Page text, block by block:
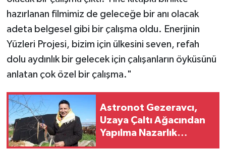
hazırlanan filmimiz de geleceğe bir anı olacak
adeta belgesel gibi bir çalışma oldu. Enerjinin
Yüzleri Projesi, bizim için ülkesini seven, refah
dolu aydınlık bir gelecek için çalışanların öyküsünü
anlatan çok özel bir çalışma."
Astronot Gezeravcı,
Uzaya Çaltı Ağacından
Yapılma Nazarlık